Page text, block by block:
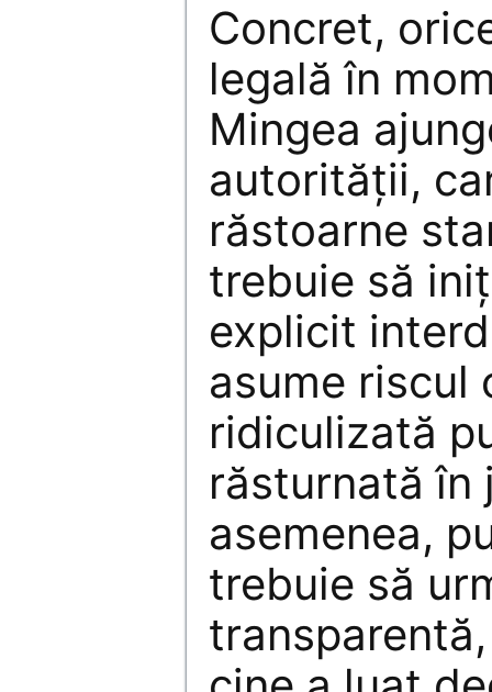
Concret,
legală în
Mingea
autorităţii,
răstoarne
trebuie să
explicit
asume riscul
ridiculizată
răsturnată în
asemenea,
trebuie să